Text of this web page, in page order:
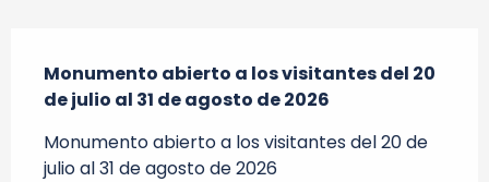
Monumento abierto a los visitantes del 20
de julio al 31 de agosto de 2026
Monumento abierto a los visitantes del 20 de
julio al 31 de agosto de 2026